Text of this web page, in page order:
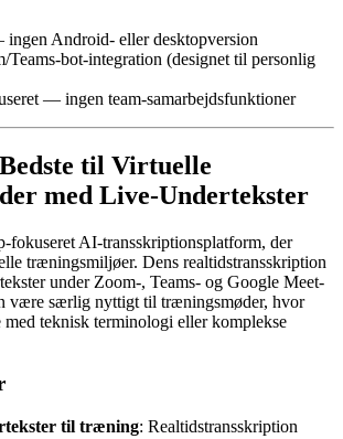
Android- eller desktopversion
Teams-bot-integration (designet til personlig
— ingen team-samarbejdsfunktioner
til Virtuelle
med Live-Undertekster
fokuseret AI-transskriptionsplatform, der
træningsmiljøer. Dens realtidstransskription
under Zoom-, Teams- og Google Meet-
være særlig nyttigt til træningsmøder, hvor
med teknisk terminologi eller komplekse
til træning: Realtidstransskription